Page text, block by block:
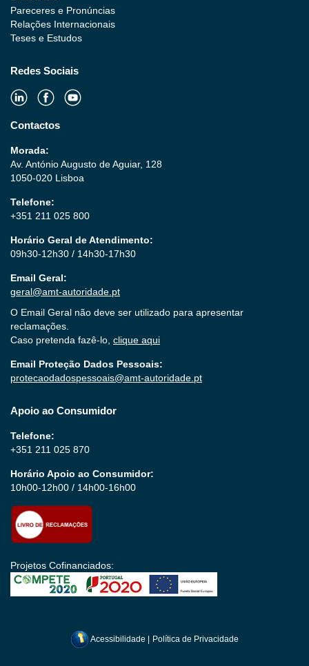
Pareceres e Pronúncias
Relações Internacionais
Teses e Estudos
Redes Sociais
Contactos
Morada:
Av. António Augusto de Aguiar, 128
1050-020 Lisboa
Telefone:
+351 211 025 800
Horário Geral de Atendimento:
09h30-12h30 / 14h30-17h30
Email Geral:
geral@amt-autoridade.pt
O Email Geral não deve ser utilizado para apresentar
reclamações.
Caso pretenda fazê-lo, clique aqui
Email Proteção Dados Pessoais:
protecaodadospessoais@amt-autoridade.pt
Apoio ao Consumidor
Telefone:
+351 211 025 870
Horário Apoio ao Consumidor:
10h00-12h00 / 14h00-16h00
Projetos Cofinanciados:
Acessibilidade Política de Privacidade